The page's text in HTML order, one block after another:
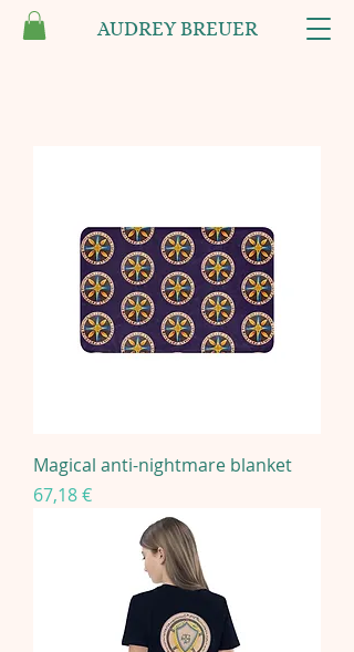
AUDREY BREUER
Magical anti-nightmare blanket
Preis
67,18 €